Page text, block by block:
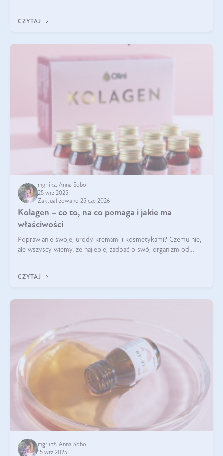
CZYTAJ
mgr inż. Anna Sobol
25 wrz 2025
Zaktualizowano 25 cze 2026
Kolagen – co to, na co pomaga i jakie ma
właściwości
Poprawianie swojej urody kremami i kosmetykami? Czemu nie,
ale wszyscy wiemy, że najlepiej zadbać o swój organizm od
wysokiej jakości suplem
CZYTAJ
mgr inż. Anna Sobol
15 wrz 2025